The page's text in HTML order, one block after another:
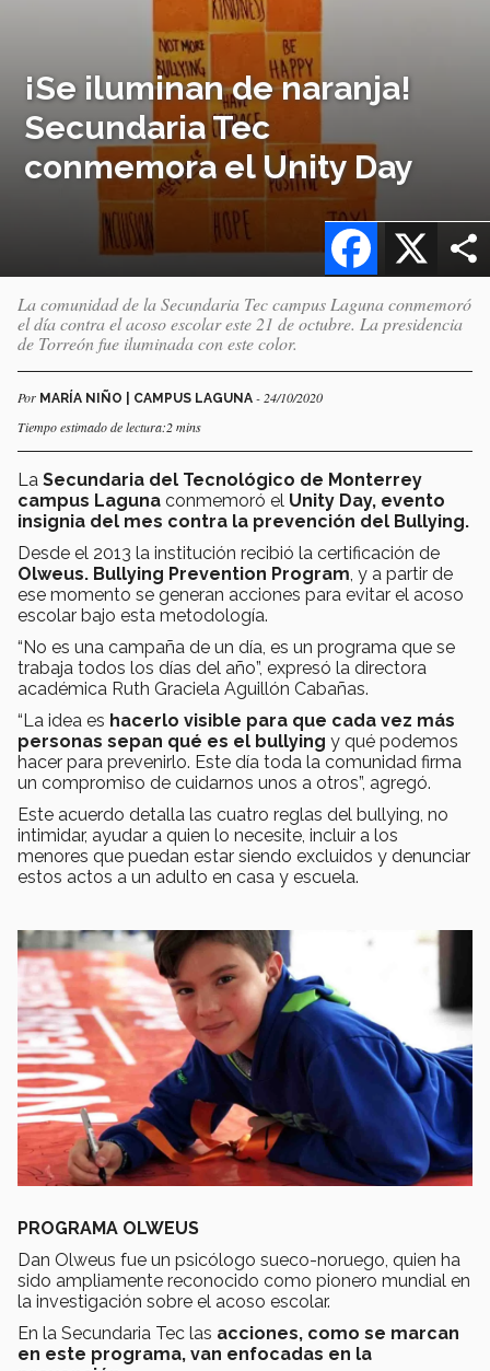
¡Se iluminan de naranja!
Secundaria Tec
conmemora el Unity Day
X
Facebook
La comunidad de la Secundaria Tec campus Laguna conmemoró
el día contra el acoso escolar este 21 de octubre. La presidencia
de Torreón fue iluminada con este color.
Por MARÍA NIÑO | CAMPUS LAGUNA - 24/10/2020
Tiempo estimado de lectura:2 mins
La Secundaria del Tecnológico de Monterrey
campus Laguna conmemoró el Unity Day, evento
insignia del mes contra la prevención del Bullying.
Desde el 2013 la institución recibió la certificación de
Olweus. Bullying Prevention Program , y a partir de
ese momento se generan acciones para evitar el acoso
escolar bajo esta metodología.
“No es una campaña de un día, es un programa que se
trabaja todos los días del año”, expresó la directora
académica Ruth Graciela Aguillón Cabañas.
“La idea es hacerlo visible para que cada vez más
personas sepan qué es el bullying y qué podemos
hacer para prevenirlo. Este día toda la comunidad firma
un compromiso de cuidarnos unos a otros”, agregó.
Este acuerdo detalla las cuatro reglas del bullying, no
intimidar, ayudar a quien lo necesite, incluir a los
menores que puedan estar siendo excluidos y denunciar
estos actos a un adulto en casa y escuela.
PROGRAMA OLWEUS
Dan Olweus fue un psicólogo sueco-noruego, quien ha
sido ampliamente reconocido como pionero mundial en
la investigación sobre el acoso escolar.
En la Secundaria Tec las acciones, como se marcan
en este programa, van enfocadas en la